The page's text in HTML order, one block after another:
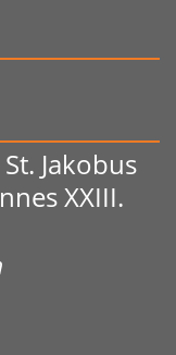
Jakobus
XXIII.